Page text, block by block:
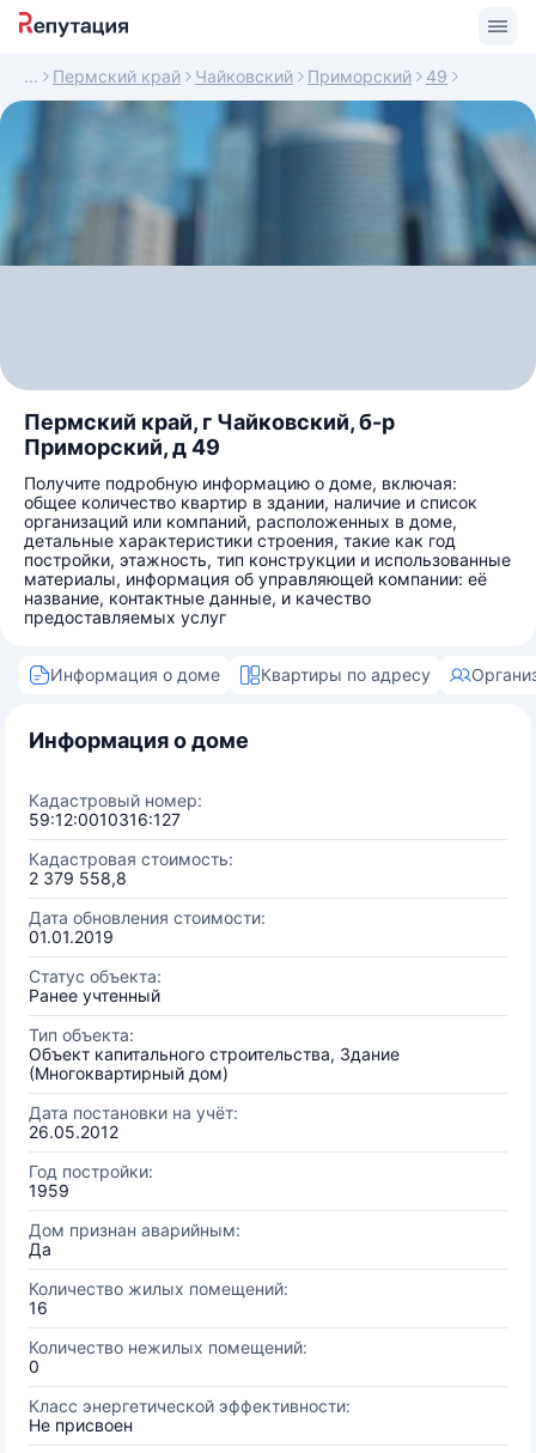
Пермский край Чайковский Приморский 49
Пермский край, г Чайковский, б-р
Приморский, д 49
Получите подробную информацию о доме, включая:
общее количество квартир в здании, наличие и список
организаций или компаний, расположенных в доме,
детальные характеристики строения, такие как год
постройки, этажность, тип конструкции и использованные
материалы, информация об управляющей компании: её
название, контактные данные, и качество
предоставляемых услуг
Информация о доме Квартиры по адресу
Информация о доме
Кадастровый номер:
59:12:0010316:127
Кадастровая стоимость:
2 379 558,8
Дата обновления стоимости:
01.01.2019
Статус объекта:
Ранее учтенный
Тип объекта:
Объект капитального строительства, Здание
(Многоквартирный дом)
Дата постановки на учёт:
26.05.2012
Год постройки:
1959
Дом признан аварийным:
Да
Количество жилых помещений:
16
Количество нежилых помещений:
0
Класс энергетической эффективности:
Не присвоен